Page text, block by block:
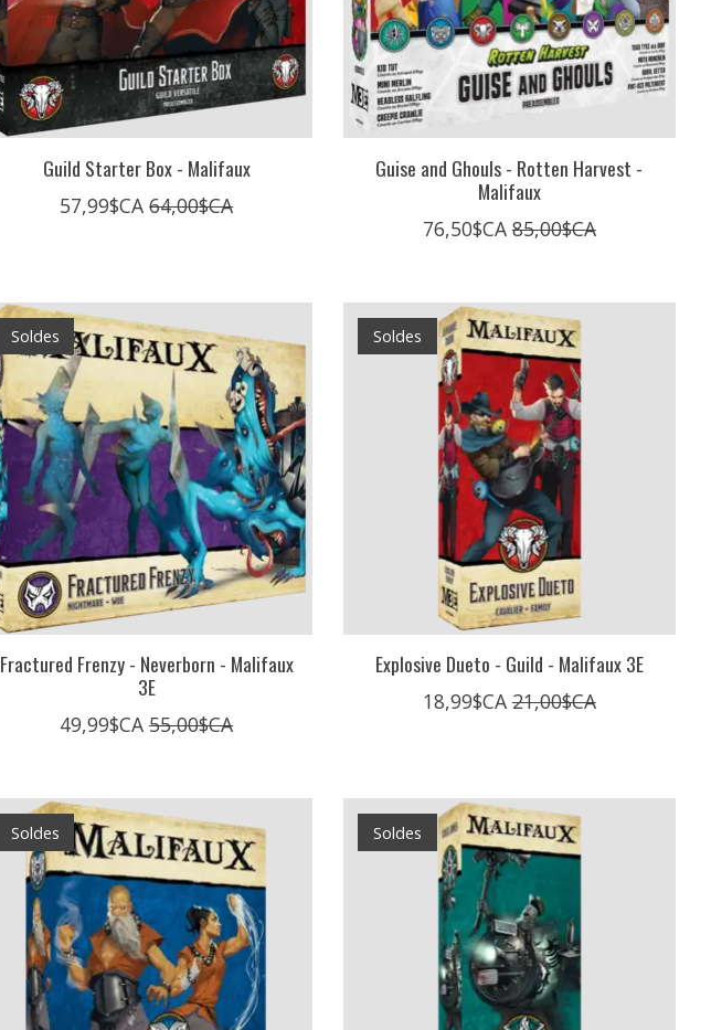
Guild Starter Box - Malifaux
57,99$CA 64,00$CA
Guise and Ghouls - Rotten Harvest -
Malifaux
76,50$CA 85,00$CA
Soldes
Fractured Frenzy - Neverborn - Malifaux
3E
49,99$CA 55,00$CA
Soldes
Explosive Dueto - Guild - Malifaux 3E
18,99$CA 21,00$CA
Soldes Soldes